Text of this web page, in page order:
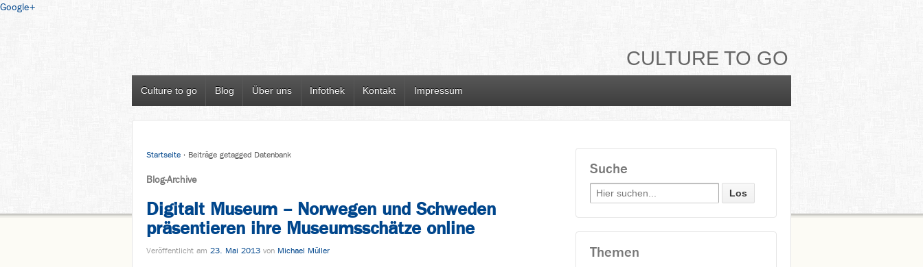
Google+
CULTURE TO GO
Culture to go Blog Über uns Infothek Kontakt Impressum
Startseite › Beiträge getagged Datenbank
Blog-Archive
Digitalt Museum – Norwegen und Schweden
präsentieren ihre Museumsschätze online
Veröffentlicht am 23. Mai 2013 von Michael Müller
Suche
Search for:
Themen